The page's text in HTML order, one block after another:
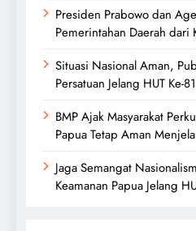
Presiden Prabowo dan
Pemerintahan Daerah dari
Situasi Nasional Aman,
Persatuan Jelang HUT Ke-
BMP Ajak Masyarakat
Papua Tetap Aman
Jaga Semangat
Keamanan Papua Jelang